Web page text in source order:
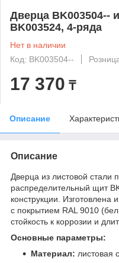
Дверца BK003504--
BK003524, 4-ряда
Нет в наличии
Код: BK003504--
17 370 ₸
Описание
Описание
Дверца из листовой стали
распределительный щит
конструкции. Изготовлена
с покрытием RAL 9010
стойкость к коррозии и
Основные параметры:
Материал: листовая